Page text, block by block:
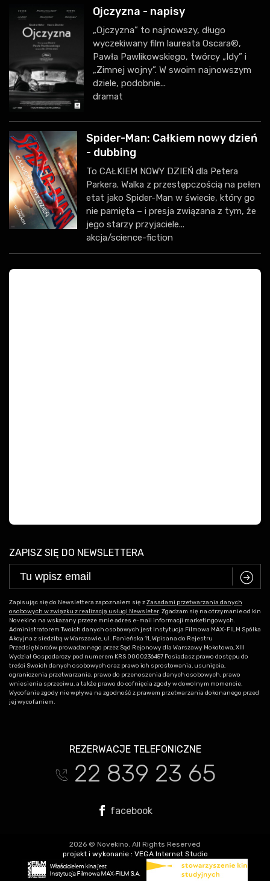
Ojczyzna - napisy
„Ojczyzna” to najnowszy, długo
wyczekiwany film laureata Oscara®,
Pawła Pawlikowskiego, twórcy „Idy” i
„Zimnej wojny”. W swoim najnowszym
dziele, podobnie...
dramat
Spider-Man: Całkiem nowy dzień
- dubbing
To CAŁKIEM NOWY DZIEŃ dla Petera
Parkera. Walka z przestępczością na pełen
etat jako Spider-Man w świecie, który go
nie pamięta – i presja związana z tym, że
jego starzy przyjaciele...
akcja/science-fiction
ZAPISZ SIĘ DO NEWSLETTERA
C
Zapisując się do Newslettera zapoznałem się zZasadami przetwarzania danych
osobowych w związku z realizacją usługi Newsleter. Zgadzam się na otrzymanie od kin
Novekino na wskazany przeze mnie adres e-mail informacji marketingowych.
Administratorem Twoich danych osobowych jest Instytucja Filmowa MAX-FILM Spółka
Akcyjna z siedzibą w Warszawie, ul. Panieńska 11, Wpisana do Rejestru
Przedsiębiorców prowadzonego przez Sąd Rejonowy dla Warszawy Mokotowa, XIII
Wydział Gospodarczy pod numerem KRS 0000236457 Posiadasz prawo dostępu do
treści Swoich danych osobowych oraz prawo ich sprostowania, usunięcia,
ograniczenia przetwarzania, prawo do przenoszenia danych osobowych, prawo
wniesienia sprzeciwu, a także prawo do cofnięcia zgody w dowolnym momencie.
Wycofanie zgody nie wpływa na zgodność z prawem przetwarzania dokonanego przed
jej wycofaniem.
REZERWACJE TELEFONICZNE
t 22 839 23 65
facebook
2026 © Novekino. All Rights Reserved
projekt i wykonanie : VEGA Internet Studio